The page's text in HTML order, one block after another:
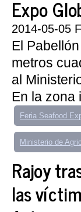
Expo
2014-05-05
El
metros
al
En la zona
Feria Seafood
Ministerio de
Rajoy
las